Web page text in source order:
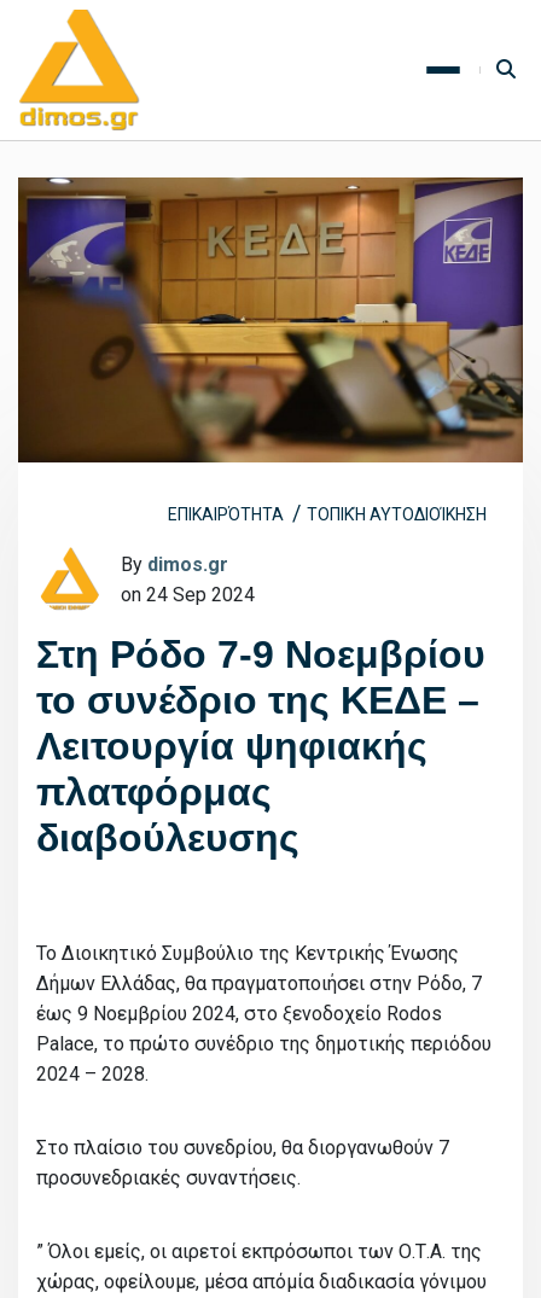
ΕΠΙΚΑΙΡΌΤΗΤΑ ΤΟΠΙΚΉ ΑΥΤΟΔΙΟΊΚΗΣΗ
By dimos.gr
on 24 Sep 2024
Στη Ρόδο 7-9 Νοεμβρίου
το συνέδριο της ΚΕΔΕ –
Λειτουργία ψηφιακής
πλατφόρμας
διαβούλευσης
Το Διοικητικό Συμβούλιο της Κεντρικής Ένωσης
Δήμων Ελλάδας, θα πραγματοποιήσει στην Ρόδο, 7
έως 9 Νοεμβρίου 2024, στο ξενοδοχείο Rodos
Palace, το πρώτο συνέδριο της δημοτικής περιόδου
2024 – 2028.
Στο πλαίσιο του συνεδρίου, θα διοργανωθούν 7
προσυνεδριακές συναντήσεις.
” Όλοι εμείς, οι αιρετοί εκπρόσωποι των Ο.Τ.Α. της
χώρας, οφείλουμε, μέσα απόμία διαδικασία γόνιμου